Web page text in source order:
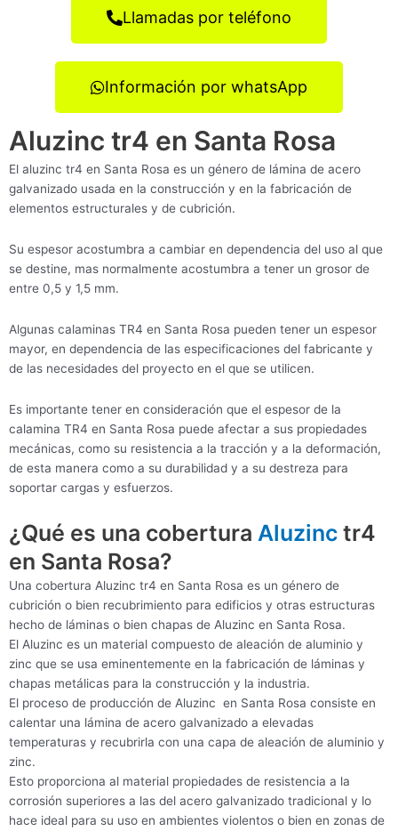
Llamadas por teléfono
Información por whatsApp
Aluzinc tr4 en Santa Rosa
El aluzinc tr4 en Santa Rosa es un género de lámina de acero
galvanizado usada en la construcción y en la fabricación de
elementos estructurales y de cubrición.
Su espesor acostumbra a cambiar en dependencia del uso al que
se destine, mas normalmente acostumbra a tener un grosor de
entre 0,5 y 1,5 mm.
Algunas calaminas TR4 en Santa Rosa pueden tener un espesor
mayor, en dependencia de las especificaciones del fabricante y
de las necesidades del proyecto en el que se utilicen.
Es importante tener en consideración que el espesor de la
calamina TR4 en Santa Rosa puede afectar a sus propiedades
mecánicas, como su resistencia a la tracción y a la deformación,
de esta manera como a su durabilidad y a su destreza para
soportar cargas y esfuerzos.
¿Qué es una cobertura Aluzinc tr4
en Santa Rosa?
Una cobertura Aluzinc tr4 en Santa Rosa es un género de
cubrición o bien recubrimiento para edificios y otras estructuras
hecho de láminas o bien chapas de Aluzinc en Santa Rosa.
El Aluzinc es un material compuesto de aleación de aluminio y
zinc que se usa eminentemente en la fabricación de láminas y
chapas metálicas para la construcción y la industria.
El proceso de producción de Aluzinc en Santa Rosa consiste en
calentar una lámina de acero galvanizado a elevadas
temperaturas y recubrirla con una capa de aleación de aluminio y
zinc.
Esto proporciona al material propiedades de resistencia a la
corrosión superiores a las del acero galvanizado tradicional y lo
hace ideal para su uso en ambientes violentos o bien en zonas de